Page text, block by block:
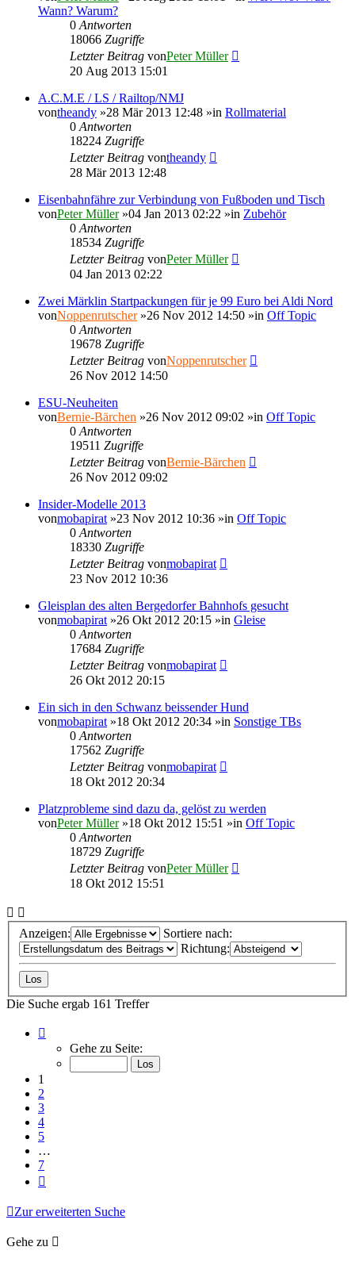
Wann? Warum?
0 Antworten
18066 Zugriffe
Letzter Beitrag vonPeter Müller
20 Aug 2013 15:01
A.C.M.E / LS / Railtop/NMJ
vontheandy »28 Mär 2013 12:48 »in Rollmaterial
0 Antworten
18224 Zugriffe
Letzter Beitrag vontheandy
28 Mär 2013 12:48
Eisenbahnfähre zur Verbindung von Fußboden und Tisch
vonPeter Müller»04 Jan 2013 02:22 »in Zubehör
0 Antworten
18534 Zugriffe
Letzter Beitrag vonPeter Müller
04 Jan 2013 02:22
Zwei Märklin Startpackungen für je 99 Euro bei Aldi Nord
vonNoppenrutscher»26 Nov 2012 14:50 »in Off Topic
0 Antworten
19678 Zugriffe
Letzter Beitrag vonNoppenrutscher
26 Nov 2012 14:50
ESU-Neuheiten
vonBernie-Bärchen »26 Nov 2012 09:02 »in Off Topic
0 Antworten
19511 Zugriffe
Letzter Beitrag vonBernie-Bärchen
26 Nov 2012 09:02
Insider-Modelle 2013
vonmobapirat »23 Nov 2012 10:36 »in Off Topic
0 Antworten
18330 Zugriffe
Letzter Beitrag vonmobapirat
23 Nov 2012 10:36
Gleisplan des alten Bergedorfer Bahnhofs gesucht
vonmobapirat »26 Okt 2012 20:15 »in Gleise
0 Antworten
17684 Zugriffe
Letzter Beitrag vonmobapirat
26 Okt 2012 20:15
Ein sich in den Schwanz beissender Hund
vonmobapirat »18 Okt 2012 20:34 »in Sonstige TBs
0 Antworten
17562 Zugriffe
Letzter Beitrag vonmobapirat
18 Okt 2012 20:34
Platzprobleme sind dazu da, gelöst zu werden
vonPeter Müller»18 Okt 2012 15:51 »in Off Topic
0 Antworten
18729 Zugriffe
Letzter Beitrag vonPeter Müller
18 Okt 2012 15:51
Anzeigen:
Sortiere nach:
Richtung:
Die Suche ergab 161 Treffer
von
Gehe zu Seite:
1
2
3
4
5
…
7
Zur erweiterten Suche
Gehe zu